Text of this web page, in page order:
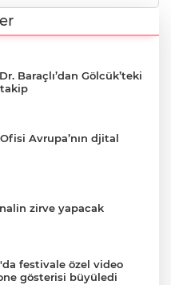
Baraçlı’dan Gölcük’teki
takip
Avrupa’nın djital
zirve yapacak
festivale özel video
gösterisi büyüledi